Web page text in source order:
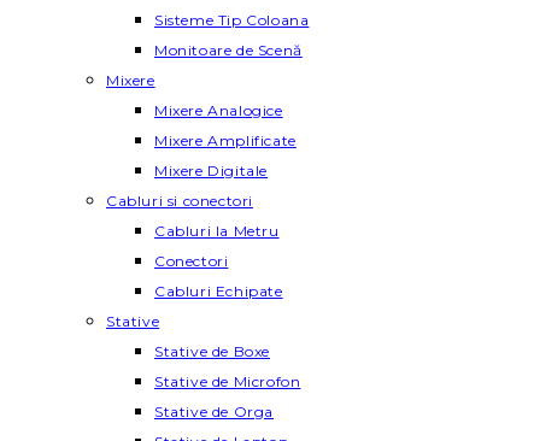
Sisteme Tip Coloana
Monitoare de Scenă
Mixere
Mixere Analogice
Mixere Amplificate
Mixere Digitale
Cabluri si conectori
Cabluri la Metru
Conectori
Cabluri Echipate
Stative
Stative de Boxe
Stative de Microfon
Stative de Orga